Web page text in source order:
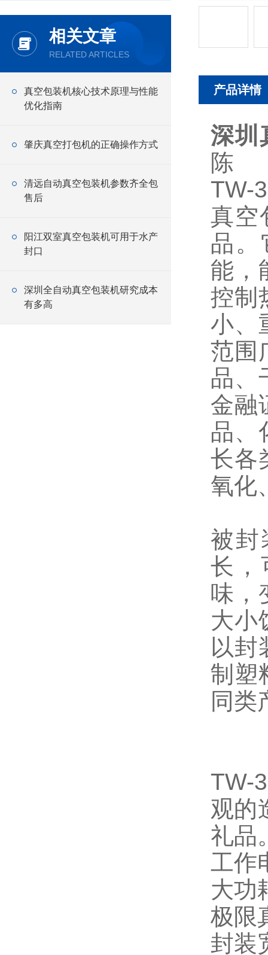
相关文章
RELATED ARTICLES
真空包装机核心技术原理与性能
优化指南
肇庆真空打包机的正确操作方式
清远自动真空包装机参数齐全包
售后
阳江双室真空包装机可用于水产
封口
深圳全自动真空包装机研究成本
有多高
产品详情
深圳
陈
TW-
真空
品。
能，
控制
小、
范围
品、
金融
品、
长各
氧化
被封
长，
味，
大小
以封
制塑
同类
TW-
观的
礼品
工作
大功
极限
封装